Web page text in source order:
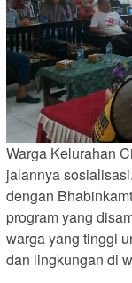
Warga Kelurahan
jalannya
dengan
program yang
warga yang tinggi
dan lingkungan di